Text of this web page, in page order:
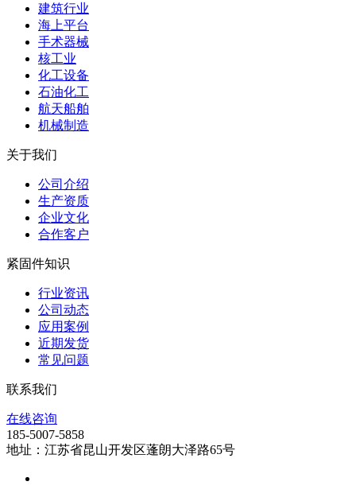
建筑行业
海上平台
手术器械
核工业
化工设备
石油化工
航天船舶
机械制造
关于我们
公司介绍
生产资质
企业文化
合作客户
紧固件知识
行业资讯
公司动态
应用案例
近期发货
常见问题
联系我们
在线咨询
185-5007-5858
地址：江苏省昆山开发区蓬朗大泽路65号